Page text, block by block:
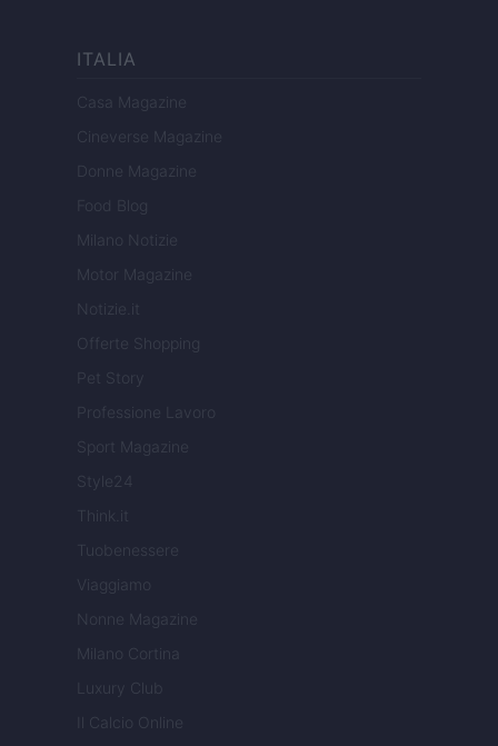
ITALIA
Casa Magazine
Cineverse Magazine
Donne Magazine
Food Blog
Milano Notizie
Motor Magazine
Notizie.it
Offerte Shopping
Pet Story
Professione Lavoro
Sport Magazine
Style24
Think.it
Tuobenessere
Viaggiamo
Nonne Magazine
Milano Cortina
Luxury Club
Il Calcio Online